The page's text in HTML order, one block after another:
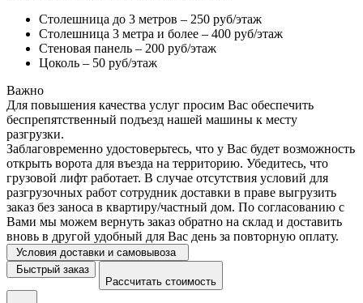
Столешница до 3 метров – 250 руб/этаж
Столешница 3 метра и более – 400 руб/этаж
Стеновая панель – 200 руб/этаж
Цоколь – 50 руб/этаж
Важно
Для повышения качества услуг просим Вас обеспечить
беспрепятственный подъезд нашей машины к месту
разгрузки.
Заблаговременно удостоверьтесь, что у Вас будет возможность
открыть ворота для въезда на территорию. Убедитесь, что
грузовой лифт работает. В случае отсутствия условий для
разгрузочных работ сотрудник доставки в праве выгрузить
заказ без заноса в квартиру/частный дом. По согласованию с
Вами мы можем вернуть заказ обратно на склад и доставить
вновь в другой удобный для Вас день за повторную оплату.
Условия доставки и самовывоза
Быстрый заказ
Рассчитать стоимость